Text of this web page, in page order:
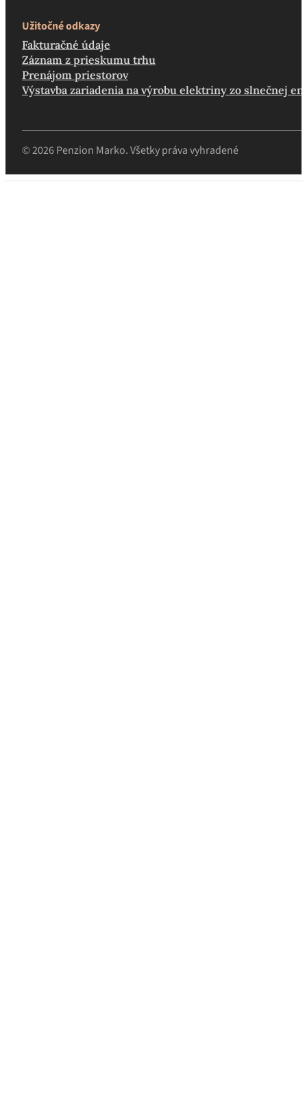
Užitočné odkazy
Fakturačné údaje
Záznam z prieskumu trhu
Prenájom priestorov
Výstavba zariadenia na výrobu elektriny zo slnečnej
© 2026 Penzion Marko. Všetky práva vyhradené